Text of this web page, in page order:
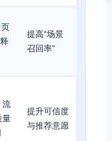
提高“场景
召回率”
流
量
提升可信度
与推荐意愿